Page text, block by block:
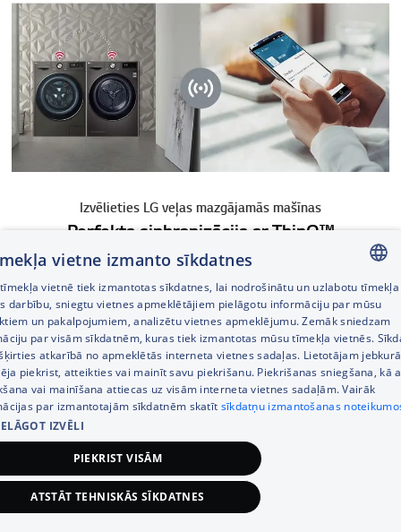
864,00€
Izvēlieties LG veļas mazgājamās mašīnas
Perfekta sinhronizācija ar ThinQ™
Sākot ar pareizas žāvēšanas programmas iestatīšanu un beidzot ar jaunu
savienojamība nodrošina ērtu lietošanu un piekļuvi jaunākajām
inovācijām.
Noskatieties pilno video
LATVIAN
RUSSIAN
ENGLISH
vietne izmanto sīkdatnes
vietnē tiek izmantotas sīkdatnes, lai nodrošinātu un uzlabotu tīmekļa
darbību, sniegtu vietnes apmeklētājiem pielāgotu informāciju par mūsu
un pakalpojumiem, analizētu vietnes apmeklējumu. Zemāk sniedzam
par visām sīkdatnēm, kuras tiek izmantotas mūsu tīmekļa vietnēs.
atkarībā no apmeklētās interneta vietnes sadaļas. Lietotājam
piekrist, atteikties vai mainīt savu piekrišanu. Piekrišanas sniegšana, kā
vai mainīšana attiecas uz visām interneta vietnes sadaļām. Vairāk
par izmantotajām sīkdatnēm skatīt sīkdatņu izmantošanas
IZVĒLI
PIEKRIST VISĀM
ATSTĀT TEHNISKĀS SĪKDATNES